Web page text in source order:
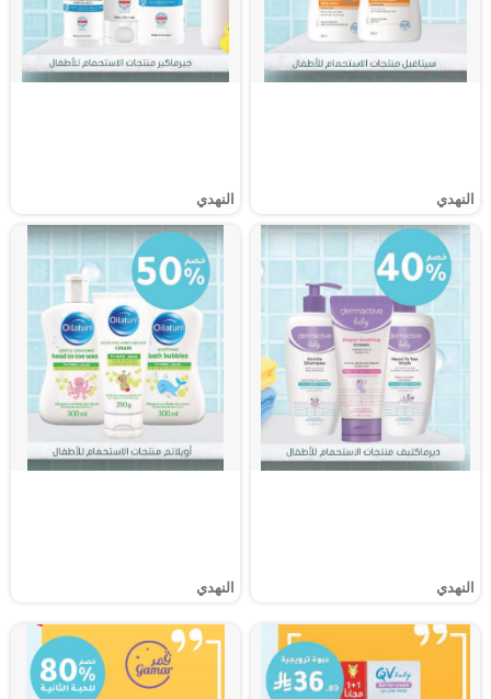
النهدي النهدي
النهدي النهدي